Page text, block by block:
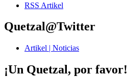
RSS Artikel
Quetzal@Twitter
Artikel | Noticias
¡Un Quetzal, por favor!